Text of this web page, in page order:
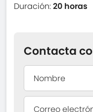
Duración:20 horas
Contacta